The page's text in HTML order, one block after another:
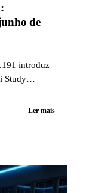
de
introduz
Study
OpenAILer mais